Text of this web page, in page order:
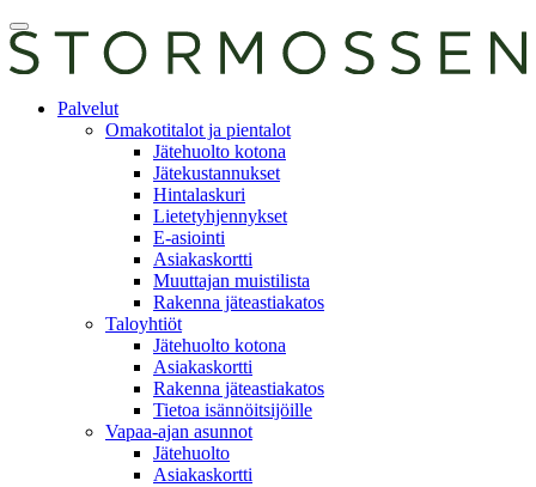
Skip
to
content
Avaa
päävalikko
asiointiPalvelut
Omakotitalot ja pientalot
Jätehuolto kotona
Jätekustannukset
Hintalaskuri
Lietetyhjennykset
E-asiointi
Asiakaskortti
Muuttajan muistilista
Rakenna jäteastiakatos
Taloyhtiöt
Jätehuolto kotona
Asiakaskortti
Rakenna jäteastiakatos
Tietoa isännöitsijöille
Vapaa-ajan asunnot
Jätehuolto
Asiakaskortti